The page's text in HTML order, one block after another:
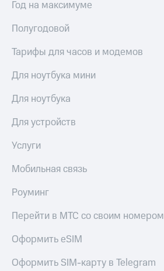
Год на максимуме
Полугодовой
Тарифы для часов и модемов
Для ноутбука мини
Для ноутбука
Для устройств
Услуги
Мобильная связь
Роуминг
Перейти в МТС со своим номером
Оформить eSIM
Оформить SIM-карту в Telegram